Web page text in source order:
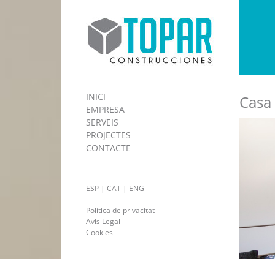
INICI
EMPRESA
SERVEIS
PROJECTES
CONTACTE
ESP | CAT | ENG
Política de privacitat
Avis Legal
Cookies